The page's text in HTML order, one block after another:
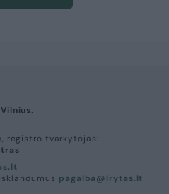
registro tvarkytojas:
pagalba@lrytas.lt